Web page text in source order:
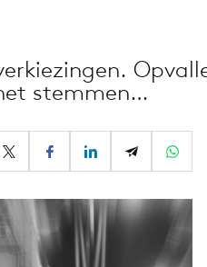
Media
Merkstrategie
PR
Programmatic
Reputatie & crisis
stemmen…